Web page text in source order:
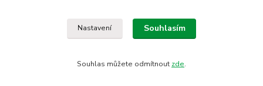
Proč nakupovat u nás? Jsme na trhu již od roku 1990.
Nastavení Souhlasím
Souhlas můžete odmítnout zde.